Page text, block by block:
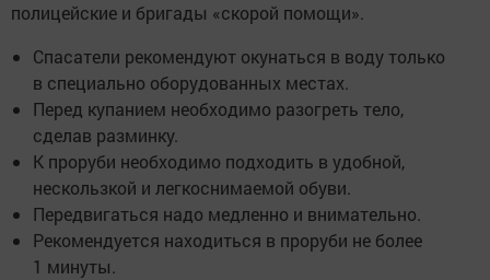
полицейские и бригады «скорой помощи».
Спасатели рекомендуют окунаться в воду только
в специально оборудованных местах.
Перед купанием необходимо разогреть тело,
сделав разминку.
К проруби необходимо подходить в удобной,
нескользкой и легкоснимаемой обуви.
Передвигаться надо медленно и внимательно.
Рекомендуется находиться в проруби не более
1 минуты.